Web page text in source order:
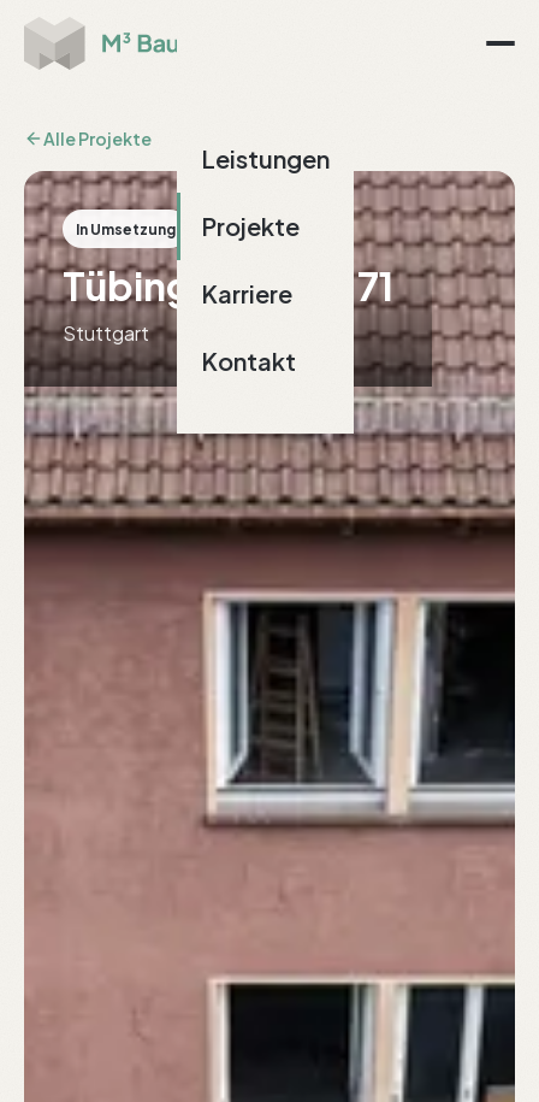
Leistungen
Projekte
Karriere
Kontakt
Alle Projekte
In Umsetzung
Tübingerstraße 71
Stuttgart